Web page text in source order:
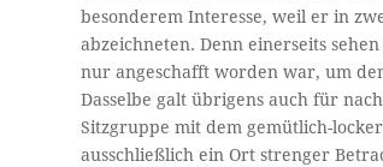
besonderem Interesse, weil er in
abzeichneten. Denn einerseits
nur angeschafft worden war, um
Dasselbe galt übrigens auch für
Sitzgruppe mit dem gemütlich-
ausschließlich ein Ort strenger